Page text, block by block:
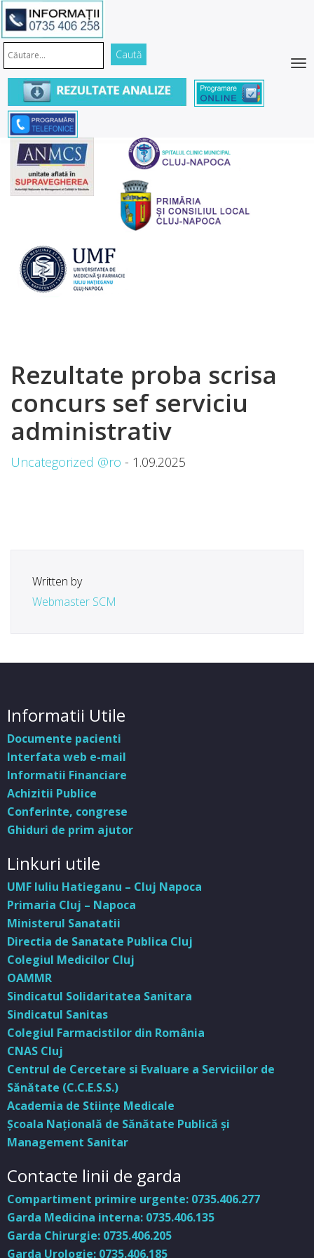
Rezultate proba scrisa
concurs sef serviciu
administrativ
Uncategorized @ro - 1.09.2025
Written by
Webmaster SCM
Informatii Utile
Documente pacienti
Interfata web e-mail
Informatii Financiare
Achizitii Publice
Conferinte, congrese
Ghiduri de prim ajutor
Linkuri utile
UMF Iuliu Hatieganu – Cluj Napoca
Primaria Cluj – Napoca
Ministerul Sanatatii
Directia de Sanatate Publica Cluj
Colegiul Medicilor Cluj
OAMMR
Sindicatul Solidaritatea Sanitara
Sindicatul Sanitas
Colegiul Farmacistilor din România
CNAS Cluj
Centrul de Cercetare si Evaluare a Serviciilor de
Sănătate (C.C.E.S.S.)
Academia de Stiinţe Medicale
Şcoala Naţională de Sănătate Publică şi
Management Sanitar
Contacte linii de garda
Compartiment primire urgente: 0735.406.277
Garda Medicina interna: 0735.406.135
Garda Chirurgie: 0735.406.205
Garda Urologie: 0735.406.185